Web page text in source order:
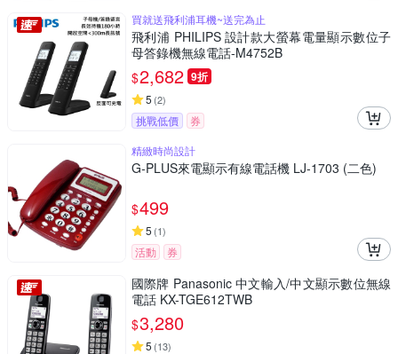
買就送飛利浦耳機~送完為止
飛利浦 PHILIPS 設計款大螢幕電量顯示數位子
母答錄機無線電話-M4752B
$2,682 9折
5 (2)
挑戰低價
券
精緻時尚設計
G-PLUS來電顯示有線電話機 LJ-1703 (二色)
$499
5 (1)
活動 券
國際牌 Panasonic 中文輸入/中文顯示數位無線
電話 KX-TGE612TWB
$3,280
5 (13)